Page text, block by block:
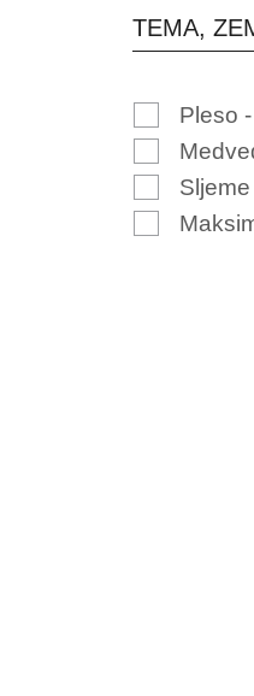
TEMA,
Pleso
Sljeme